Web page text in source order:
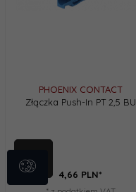
PHOENIX CONTACT
Złączka Push-In PT 2,5 BU
4,66 PLN*